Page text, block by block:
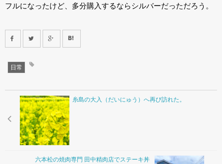
フルになったけど、多分購入するならシルバーだっただろう。
日常
糸島の大入（だいにゅう）へ再び訪れた。
六本松の焼肉専門 田中精肉店でステーキ丼